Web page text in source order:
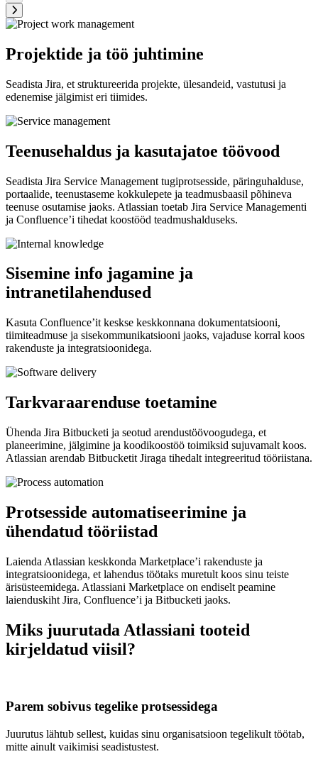
Projektide ja töö juhtimine
Seadista Jira, et struktureerida projekte, ülesandeid, vastutusi ja
edenemise jälgimist eri tiimides.
Teenusehaldus ja kasutajatoe töövood
Seadista Jira Service Management tugiprotsesside, päringuhalduse,
portaalide, teenustaseme kokkulepete ja teadmusbaasil põhineva
teenuse osutamise jaoks. Atlassian toetab Jira Service Managementi
ja Confluence’i tihedat koostööd teadmushalduseks.
Sisemine info jagamine ja
intranetilahendused
Kasuta Confluence’it keskse keskkonnana dokumentatsiooni,
tiimiteadmuse ja sisekommunikatsiooni jaoks, vajaduse korral koos
rakenduste ja integratsioonidega.
Tarkvaraarenduse toetamine
Ühenda Jira Bitbucketi ja seotud arendustöövoogudega, et
planeerimine, jälgimine ja koodikoostöö toimiksid sujuvamalt koos.
Atlassian arendab Bitbucketit Jiraga tihedalt integreeritud tööriistana.
Protsesside automatiseerimine ja
ühendatud tööriistad
Laienda Atlassian keskkonda Marketplace’i rakenduste ja
integratsioonidega, et lahendus töötaks muretult koos sinu teiste
ärisüsteemidega. Atlassiani Marketplace on endiselt peamine
laienduskiht Jira, Confluence’i ja Bitbucketi jaoks.
Miks juurutada Atlassiani tooteid
kirjeldatud viisil?
Parem sobivus tegelike protsessidega
Juurutus lähtub sellest, kuidas sinu organisatsioon tegelikult töötab,
mitte ainult vaikimisi seadistustest.